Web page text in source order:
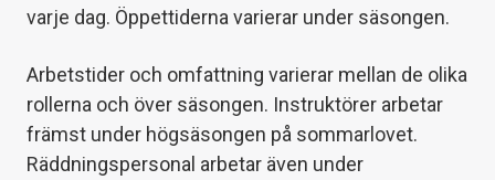
varje dag. Öppettiderna varierar under säsongen.
Arbetstider och omfattning varierar mellan de olika
rollerna och över säsongen. Instruktörer arbetar
främst under högsäsongen på sommarlovet.
Räddningspersonal arbetar även under